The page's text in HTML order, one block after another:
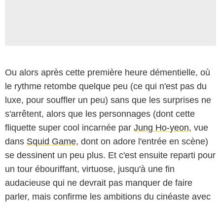
Ou alors après cette première heure démentielle, où
le rythme retombe quelque peu (ce qui n'est pas du
luxe, pour souffler un peu) sans que les surprises ne
s'arrêtent, alors que les personnages (dont cette
fliquette super cool incarnée par Jung Ho-yeon, vue
dans Squid Game, dont on adore l'entrée en scène)
se dessinent un peu plus. Et c'est ensuite reparti pour
un tour ébouriffant, virtuose, jusqu'à une fin
audacieuse qui ne devrait pas manquer de faire
parler, mais confirme les ambitions du cinéaste avec
NEON